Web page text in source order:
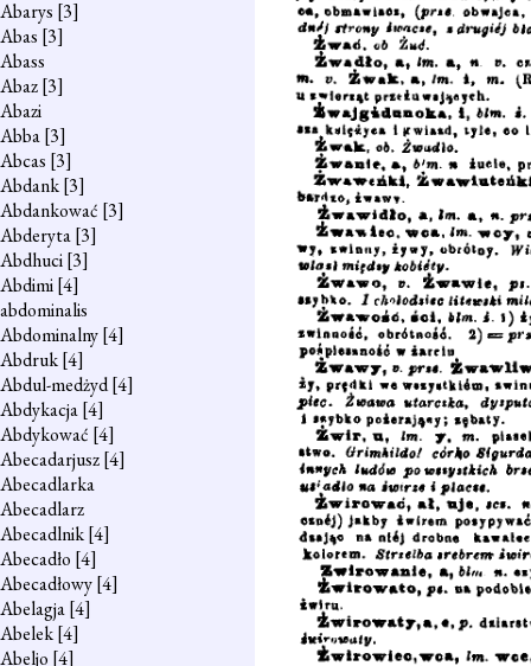
Abarys [3]
Abas [3]
Abass
Abaz[3]
Abazi
Abba[3]
Abcas [3]
Abdank[3]
Abdankować [3]
Abderyta[3]
Abdhuci[3]
Abdimi[4]
abdominalis
Abdominalny[4]
Abdruk[4]
Abdul-medżyd[4]
Abdykacja[4]
Abdykować [4]
Abecadarjusz[4]
Abecadlarka
Abecadlarz
Abecadlnik[4]
Abecadło [4]
Abecadłowy[4]
Abelagja[4]
Abelek[4]
Abeljo [4]